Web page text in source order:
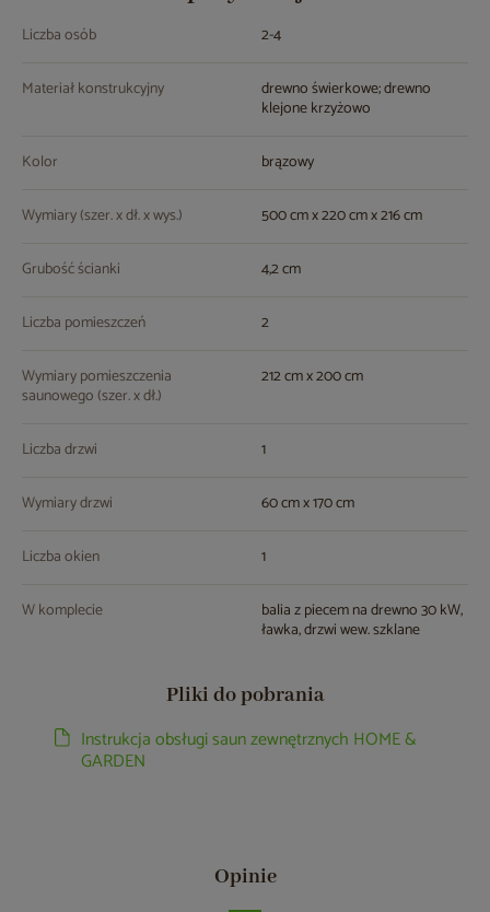
Liczba osób 2-4
Materiał konstrukcyjny drewno świerkowe; drewno
klejone krzyżowo
Kolor brązowy
Wymiary (szer. x dł. x wys.) 500 cm x 220 cm x 216 cm
Grubość ścianki 4,2 cm
Liczba pomieszczeń 2
Wymiary pomieszczenia
saunowego (szer. x dł.)
212 cm x 200 cm
Liczba drzwi 1
Wymiary drzwi 60 cm x 170 cm
Liczba okien 1
W komplecie balia z piecem na drewno 30 kW,
ławka, drzwi wew. szklane
Pliki do pobrania
Instrukcja obsługi saun zewnętrznych HOME &
GARDEN
Opinie